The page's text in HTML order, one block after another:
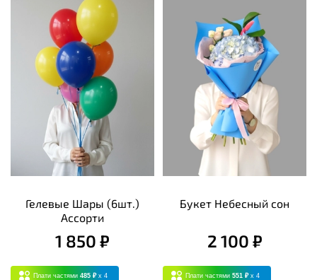
Гелевые Шары (6шт.)
Ассорти
1 850 ₽
Плати частями 485 ₽ x 4
Букет Небесный сон
2 100 ₽
Плати частями 551 ₽ x 4